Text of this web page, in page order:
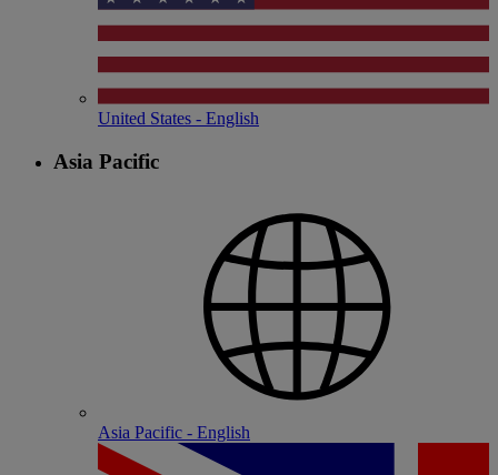
United States - English
Asia Pacific
Asia Pacific - English